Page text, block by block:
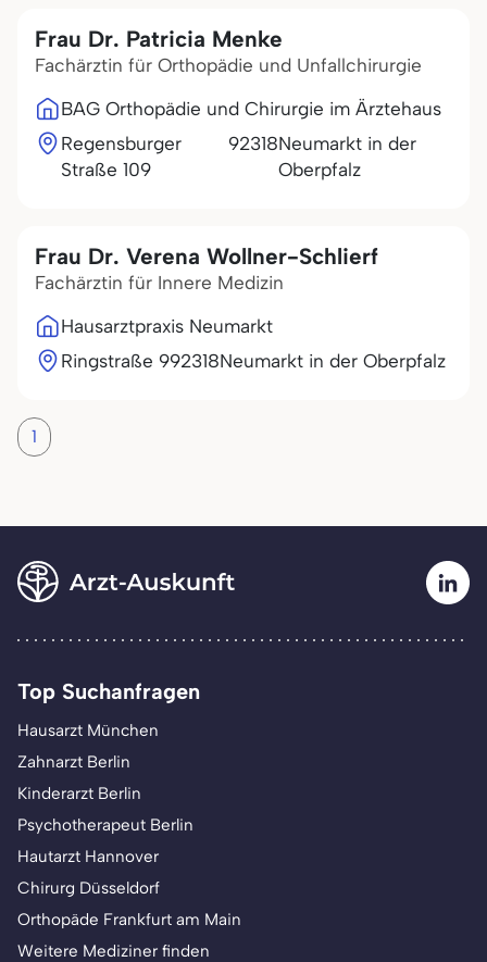
Frau Dr. Patricia Menke
Fachärztin für Orthopädie und Unfallchirurgie
BAG Orthopädie und Chirurgie im Ärztehaus
Regensburger
Straße 109
92318Neumarkt in der
Oberpfalz
Frau Dr. Verena Wollner-Schlierf
Fachärztin für Innere Medizin
Hausarztpraxis Neumarkt
Ringstraße 992318Neumarkt in der Oberpfalz
1
Top Suchanfragen
Hausarzt München
Zahnarzt Berlin
Kinderarzt Berlin
Psychotherapeut Berlin
Hautarzt Hannover
Chirurg Düsseldorf
Orthopäde Frankfurt am Main
Weitere Mediziner finden